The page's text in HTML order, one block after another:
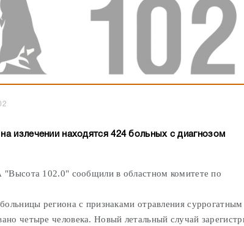
излечении находятся 424 больных с диагнозом
102.0" сообщили в областном комитете по
региона с признаками отравления суррогатным
четыре человека. Новый летальный случай